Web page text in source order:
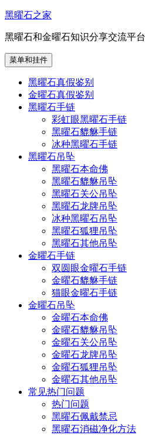
跳
内
容
黑曜石之家
黑曜石和金曜石知识分享交流平台
菜单和挂件
黑曜石真假鉴别
金曜石真假鉴别
黑曜石手链
彩虹眼黑曜石手链
黑曜石貔貅手链
冰种黑曜石手链
黑曜石吊坠
黑曜石本命佛
黑曜石貔貅吊坠
黑曜石关公吊坠
黑曜石龙牌吊坠
冰种黑曜石吊坠
黑曜石狐狸吊坠
黑曜石其他吊坠
金曜石手链
双圆眼金曜石手链
金曜石貔貅手链
猫眼金曜石手链
金曜石吊坠
金曜石本命佛
金曜石貔貅吊坠
金曜石关公吊坠
金曜石龙牌吊坠
金曜石狐狸吊坠
金曜石其他吊坠
常见热门问题
热门问题
黑曜石佩戴禁忌
黑曜石消磁净化方法